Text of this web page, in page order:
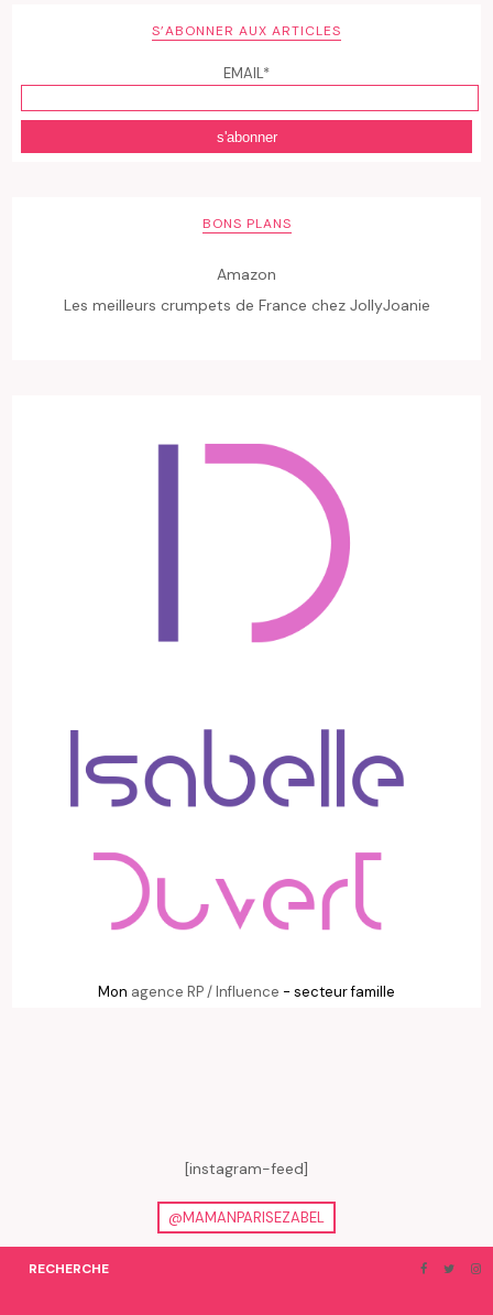
S’ABONNER AUX ARTICLES
EMAIL*
BONS PLANS
Amazon
Les meilleurs crumpets de France chez JollyJoanie
Mon agence RP / Influence - secteur famille
[instagram-feed]
@MAMANPARISEZABEL
RECHERCHE